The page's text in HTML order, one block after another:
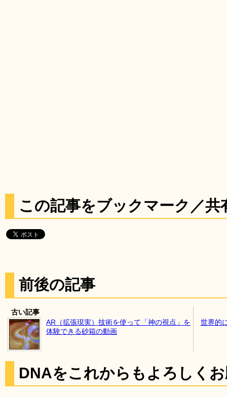
この記事をブックマーク／共
前後の記事
古い記事
AR（拡張現実）技術を使って「神の視点」を
体験できる砂箱の動画
世界的
DNAをこれからもよろしく